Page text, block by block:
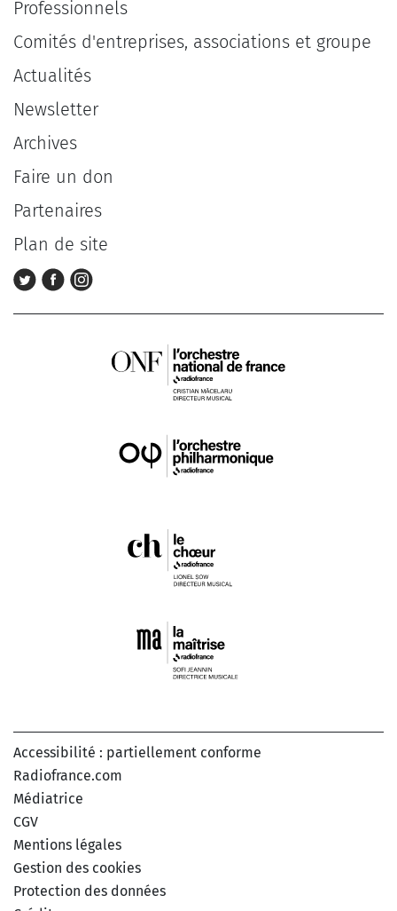
Professionnels
Comités d'entreprises, associations et groupe
Actualités
Newsletter
Archives
Faire un don
Partenaires
Plan de site
Accessibilité : partiellement conforme
Radiofrance.com
Médiatrice
CGV
Mentions légales
Gestion des cookies
Protection des données